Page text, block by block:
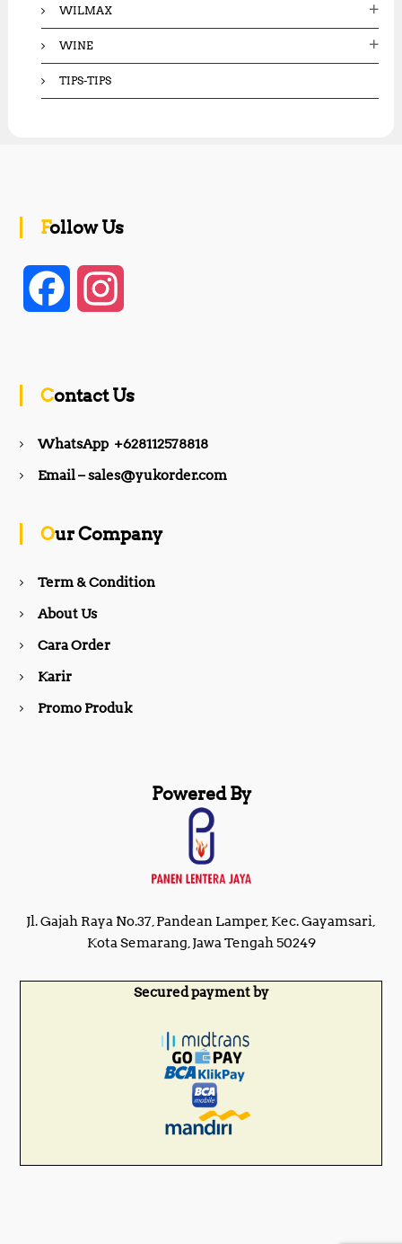
WILMAX
WINE
TIPS-TIPS
Follow Us
b
k
a
Contact Us
WhatsApp +628112578818
Email – sales@yukorder.com
Our Company
Term & Condition
About Us
Cara Order
Karir
Promo Produk
Powered By
Jl. Gajah Raya No.37, Pandean Lamper, Kec. Gayamsari,
Kota Semarang, Jawa Tengah 50249
Secured payment by